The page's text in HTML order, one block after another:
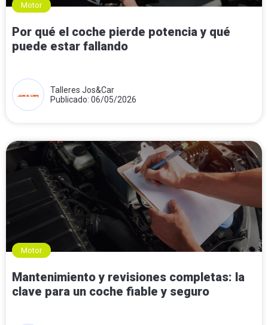
Motor
Por qué el coche pierde potencia y qué
puede estar fallando
Talleres Jos&Car
Publicado: 06/05/2026
Motor
Mantenimiento y revisiones completas: la
clave para un coche fiable y seguro